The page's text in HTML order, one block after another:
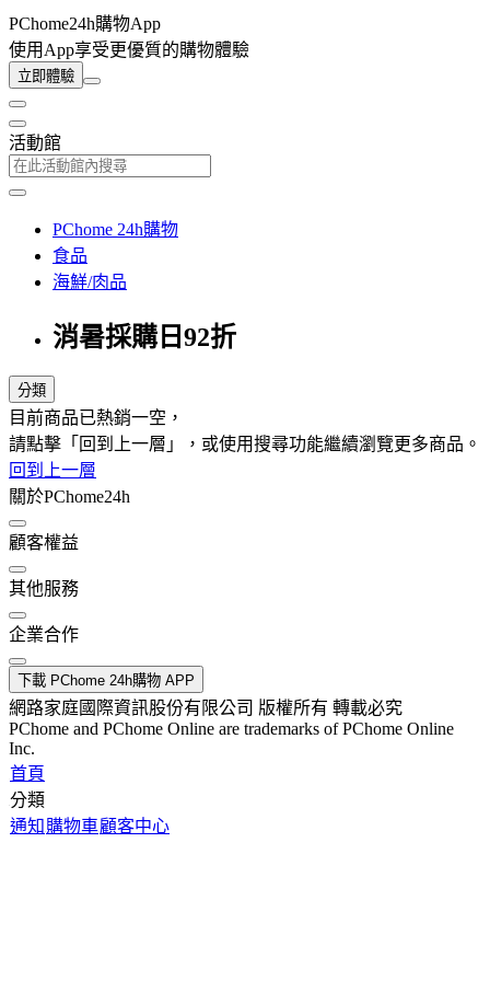
PChome24h購物App
使用App享受更優質的購物體驗
立即體驗
活動館
PChome 24h購物
食品
海鮮/肉品
消暑採購日92折
分類
目前商品已熱銷一空，
請點擊「回到上一層」，或使用搜尋功能繼續瀏覽更多商品。
回到上一層
關於PChome24h
顧客權益
其他服務
企業合作
下載 PChome 24h購物 APP
網路家庭國際資訊股份有限公司 版權所有 轉載必究
PChome and PChome Online are trademarks of PChome Online
Inc.
首頁
分類
通知 購物車顧客中心